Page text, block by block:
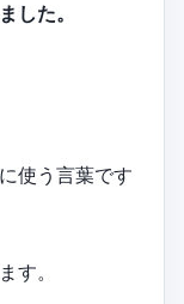
した。
使う言葉です
す。